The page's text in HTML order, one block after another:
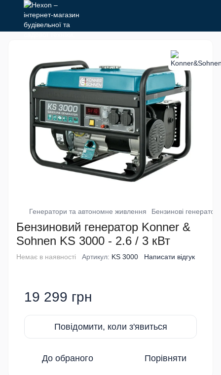
Генератори та автономне живлення Бензинові
Бензиновий генератор Konner &
Sohnen KS 3000 - 2.6 / 3 кВт
Немає в наявності Артикул: KS 3000 Написати відгук
19 299 грн
Повідомити, коли з'явиться
До обраного Порівняти